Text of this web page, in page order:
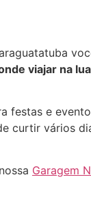
viajar na
festas e
curtir vários
Garagem